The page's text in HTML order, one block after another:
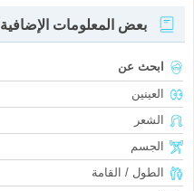
بعض المعلومات الإضافية
ابحث عن
العينين
الشعر
الجسم
الطول / القامة